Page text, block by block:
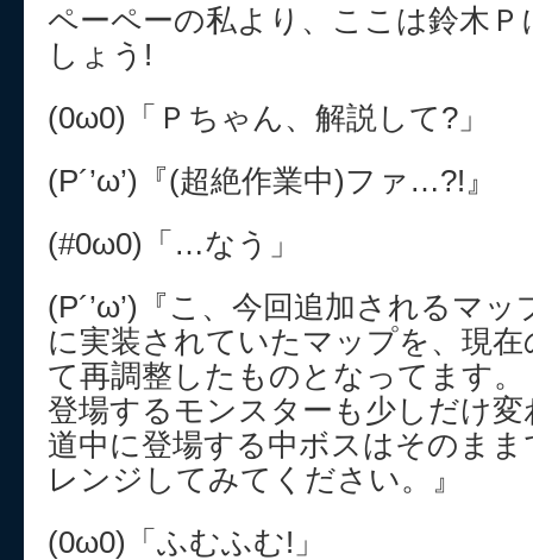
ペーペーの私より、ここは鈴木
しょう!
(0ω0)「Ｐちゃん、解説して?」
(P´’ω’)『(超絶作業中)ファ…?!』
(#0ω0)「…なう」
(P´’ω’)『こ、今回追加されるマ
に実装されていたマップを、現
て再調整したものとなってます。
登場するモンスターも少しだけ
道中に登場する中ボスはそのま
レンジしてみてください。』
(0ω0)「ふむふむ!」